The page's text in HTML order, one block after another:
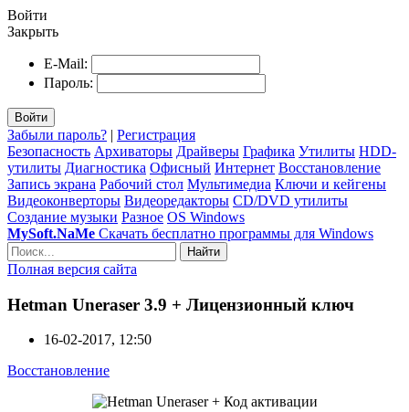
Войти
Закрыть
E-Mail:
Пароль:
Войти
Забыли пароль? | Регистрация
Безопасность Архиваторы Драйверы Графика Утилиты HDD-
утилиты Диагностика Офисный Интернет Восстановление
Запись экрана Рабочий стол Мультимедиа Ключи и кейгены
Видеоконверторы Видеоредакторы CD/DVD утилиты
Создание музыки Разное OS Windows
MySoft.NaMe Скачать бесплатно программы для Windows
Найти
Полная версия сайта
Hetman Uneraser 3.9 + Лицензионный ключ
16-02-2017, 12:50
Восстановление